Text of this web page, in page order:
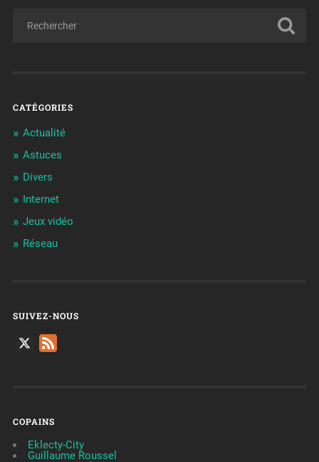
CATÉGORIES
Actualité
Astuces
Divers
Internet
Jeux vidéo
Réseau
SUIVEZ-NOUS
COPAINS
Eklecty-City
Guillaume Roussel